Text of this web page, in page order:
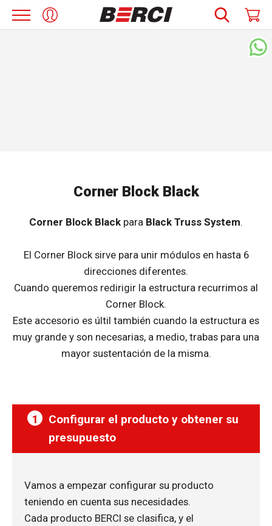
Corner Block Black
Corner Block Black para Black Truss System.
El Corner Block sirve para unir módulos en hasta 6
direcciones diferentes.
Cuando queremos redirigir la estructura recurrimos al
Corner Block.
Este accesorio es últil también cuando la estructura es
muy grande y son necesarias, a medio, trabas para una
mayor sustentación de la misma.
1
Configurar el producto y obtener su
presupuesto
Vamos a empezar configurar su producto
teniendo en cuenta sus necesidades.
Cada producto BERCI se clasifica, y el